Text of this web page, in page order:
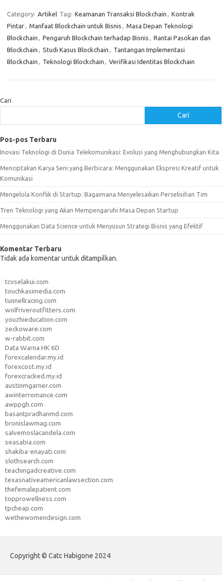
Category: Artikel Tag: Keamanan Transaksi Blockchain , Kontrak
Pintar, Manfaat Blockchain untuk Bisnis , Masa Depan Teknologi
Blockchain , Pengaruh Blockchain terhadap Bisnis , Rantai Pasokan dan
Blockchain , Studi Kasus Blockchain , Tantangan Implementasi
Blockchain , Teknologi Blockchain , Verifikasi Identitas Blockchain
Cari
Cari
Pos-pos Terbaru
Inovasi Teknologi di Dunia Telekomunikasi: Evolusi yang Menghubungkan Kita
Menciptakan Karya Seni yang Berbicara: Menggunakan Ekspresi Kreatif untuk
Komunikasi
Mengelola Konflik di Startup: Bagaimana Menyelesaikan Perselisihan Tim
Tren Teknologi yang Akan Mempengaruhi Masa Depan Startup
Menggunakan Data Science untuk Menyusun Strategi Bisnis yang Efektif
Komentar Terbaru
Tidak ada komentar untuk ditampilkan.
tcvselakui.com
touchkasimedia.com
tunnellracing.com
wolfriveroutfitters.com
youzhieducation.com
zeckoware.com
w-rabbit.com
Data Warna HK 6D
forexcalendar.my.id
forexcost.my.id
forexcracked.my.id
austinmgarner.com
awinterromance.com
awppgh.com
basantpradhanmd.com
bronislawmag.com
salvemoslacandela.com
seasabia.com
shakiba-enayati.com
slothsearch.com
teachingadcreative.com
texasnativeamericanlawsection.com
thefemalepatient.com
topprowellness.com
tpcheap.com
wethewomendesign.com
Copyright © Catc Habigone 2024